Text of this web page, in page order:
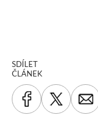
SDÍLET
ČLÁNEK